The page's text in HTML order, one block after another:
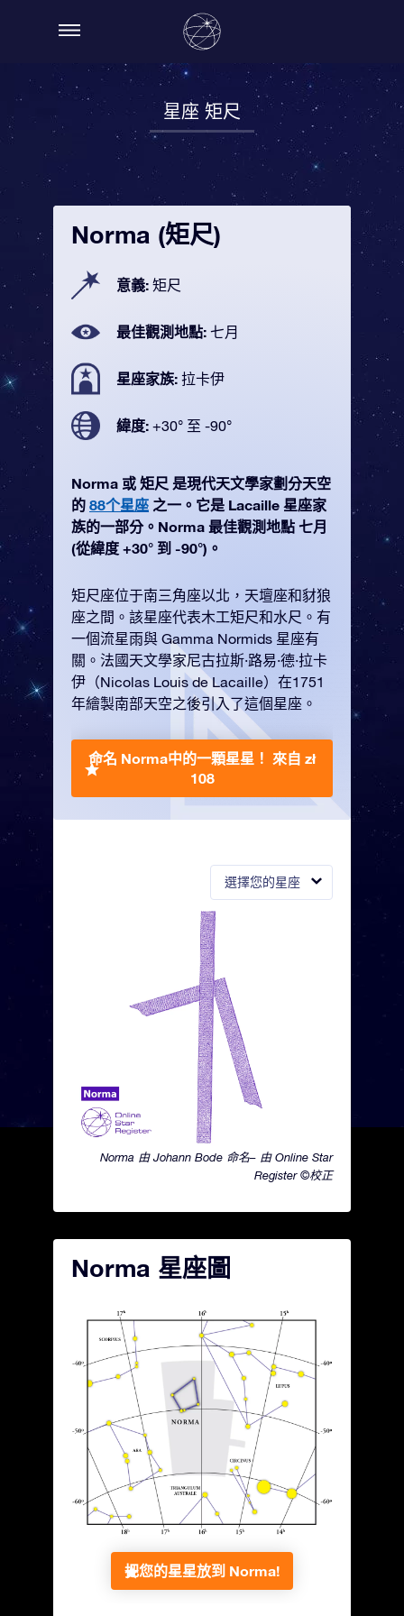
星座 矩尺
選擇您的星座
Norma 由 Johann Bode 命名– 由 Online Star
Register ©校正
Norma (矩尺)
意義: 矩尺
最佳觀測地點: 七月
星座家族: 拉卡伊
緯度: +30° 至 -90°
Norma 或 矩尺 是現代天文學家劃分天空
的 88个星座 之一。它是 Lacaille 星座家
族的一部分。Norma 最佳觀測地點 七月
(從緯度 +30° 到 -90°)。
矩尺座位于南三角座以北，天壇座和豺狼
座之間。該星座代表木工矩尺和水尺。有
一個流星雨與 Gamma Normids 星座有
關。法國天文學家尼古拉斯·路易·德·拉卡
伊（Nicolas Louis de Lacaille）在1751
年繪製南部天空之後引入了這個星座。
命名 Norma中的一顆星星！ 來自 zł
108
Norma 星座圖
把您的星星放到 Norma!